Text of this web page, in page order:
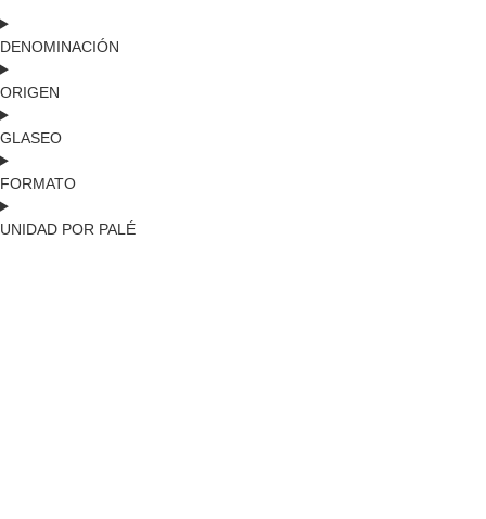
DENOMINACIÓN
ORIGEN
GLASEO
FORMATO
UNIDAD POR PALÉ